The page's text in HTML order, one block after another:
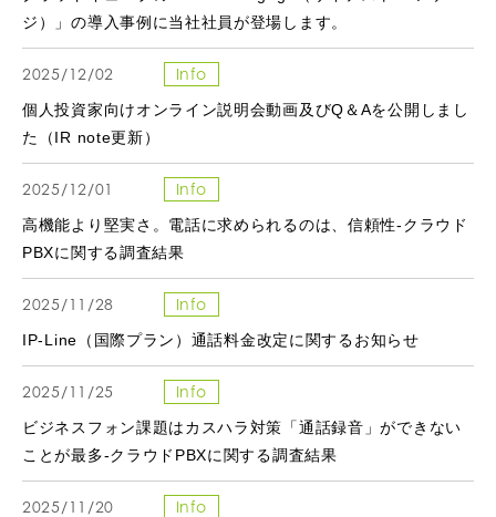
ジ）」の導入事例に当社社員が登場します。
2025/12/02 Info
個人投資家向けオンライン説明会動画及びQ＆Aを公開しまし
た（IR note更新）
2025/12/01 Info
高機能より堅実さ。電話に求められるのは、信頼性-クラウド
PBXに関する調査結果
2025/11/28 Info
IP-Line（国際プラン）通話料金改定に関するお知らせ
2025/11/25 Info
ビジネスフォン課題はカスハラ対策「通話録音」ができない
ことが最多-クラウドPBXに関する調査結果
2025/11/20 Info